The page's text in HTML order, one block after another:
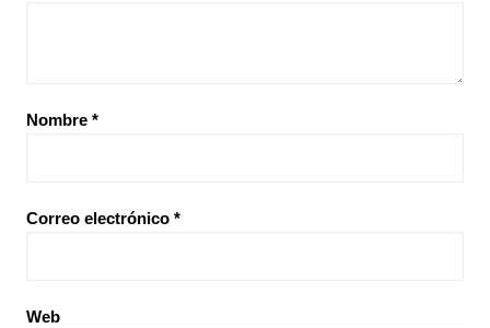
Nombre *
Correo electrónico *
Web